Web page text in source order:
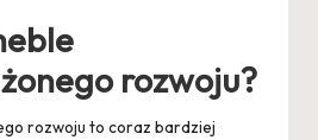
rozwoju?
rozwoju to coraz bardziej